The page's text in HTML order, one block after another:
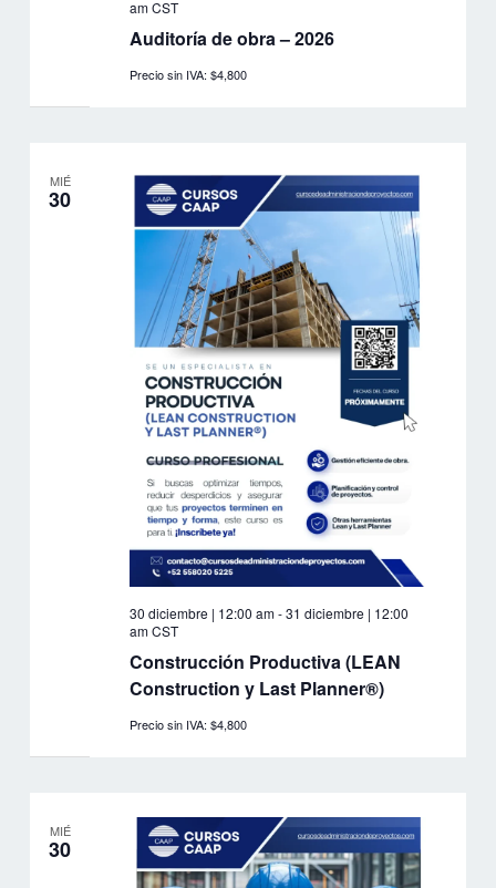
Auditoría de obra – 2026
amCST
Precio sin IVA: $4,800
MIÉ
30
Construcción Productiva (LEAN
Construction y Last Planner®)
30 diciembre | 12:00 am-31 diciembre | 12:00
amCST
Precio sin IVA: $4,800
MIÉ
30